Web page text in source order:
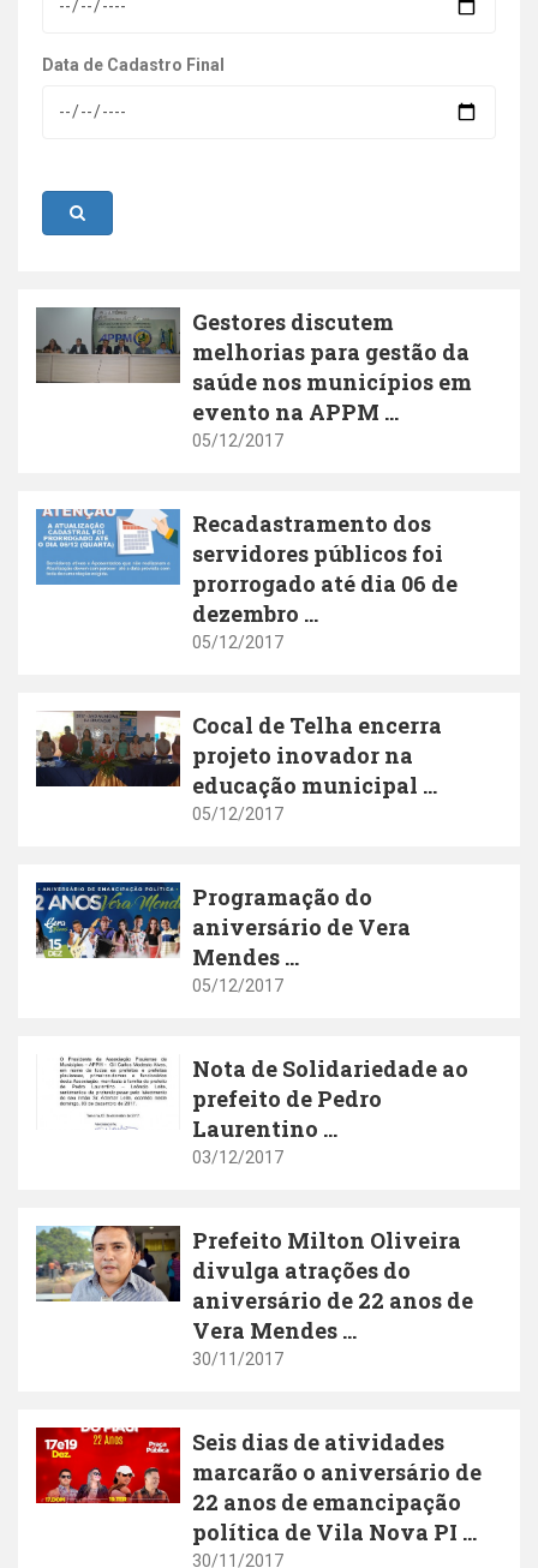
Data de Cadastro Final
Gestores discutem
melhorias para gestão da
saúde nos municípios em
evento na APPM ...
05/12/2017
Recadastramento dos
servidores públicos foi
prorrogado até dia 06 de
dezembro ...
05/12/2017
Cocal de Telha encerra
projeto inovador na
educação municipal ...
05/12/2017
Programação do
aniversário de Vera
Mendes ...
05/12/2017
Nota de Solidariedade ao
prefeito de Pedro
Laurentino ...
03/12/2017
Prefeito Milton Oliveira
divulga atrações do
aniversário de 22 anos de
Vera Mendes ...
30/11/2017
Seis dias de atividades
marcarão o aniversário de
22 anos de emancipação
política de Vila Nova PI ...
30/11/2017